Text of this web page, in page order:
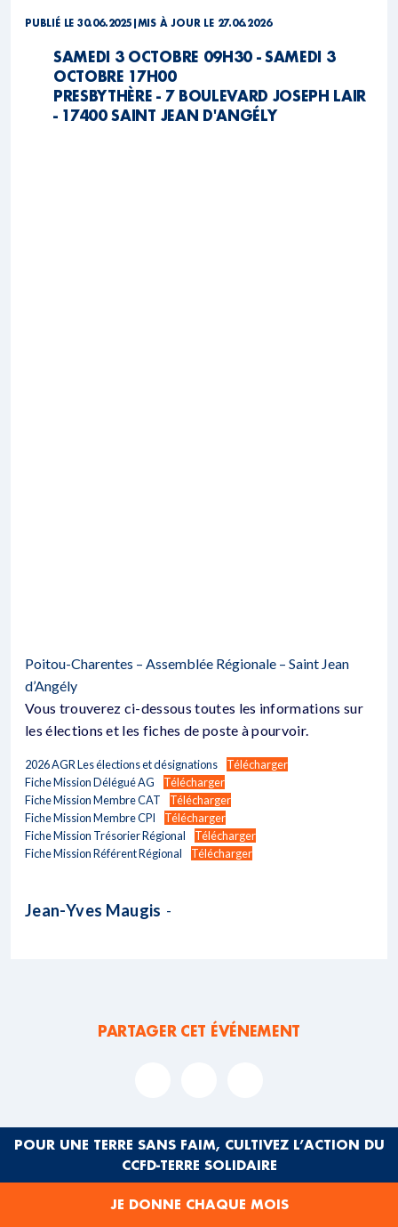
PUBLIÉ LE 30.06.2025 MIS À JOUR LE 27.06.2026
SAMEDI 3 OCTOBRE 09H30 - SAMEDI 3
OCTOBRE 17H00
PRESBYTHÈRE - 7 BOULEVARD JOSEPH LAIR
- 17400 SAINT JEAN D'ANGÉLY
Poitou-Charentes – Assemblée Régionale – Saint Jean
d’Angély
Vous trouverez ci-dessous toutes les informations sur
les élections et les fiches de poste à pourvoir.
2026 AGR Les élections et désignations
Télécharger
Fiche Mission Délégué AG
Télécharger
Fiche Mission Membre CAT
Télécharger
Fiche Mission Membre CPI
Télécharger
Fiche Mission Trésorier Régional
Télécharger
Fiche Mission Référent Régional
Télécharger
Jean-Yves Maugis -
PARTAGER CET ÉVÉNEMENT
ACTUALITÉSÀ LA UNE
POUR UNE TERRE SANS FAIM, CULTIVEZ L’ACTION DU
CCFD-TERRE SOLIDAIRE
JE DONNE CHAQUE MOIS